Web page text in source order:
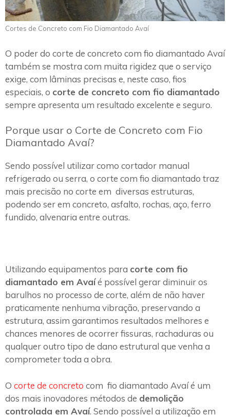
Cortes de Concreto com Fio Diamantado Avaí
O poder do corte de concreto com fio diamantado Avaí
também se mostra com muita rigidez que o serviço
exige, com lâminas precisas e, neste caso, fios
especiais, o corte de concreto com fio diamantado
sempre apresenta um resultado excelente e seguro.
Porque usar o Corte de Concreto com Fio
Diamantado Avaí?
Sendo possível utilizar como cortador manual
refrigerado ou serra, o corte com fio diamantado traz
mais precisão no corte em diversas estruturas,
podendo ser em concreto, asfalto, rochas, aço, ferro
fundido, alvenaria entre outras.
Utilizando equipamentos para corte com fio
diamantado em Avaíé possível gerar diminuir os
barulhos no processo de corte, além de não haver
praticamente nenhuma vibração, preservando a
estrutura, assim garantimos resultados melhores e
chances menores de ocorrer fissuras, rachaduras ou
qualquer outro tipo de dano estrutural que venha a
comprometer toda a obra.
O corte de concreto com fio diamantado Avaí é um
dos mais inovadores métodos de demolição
controlada em Avaí. Sendo possível a utilização em